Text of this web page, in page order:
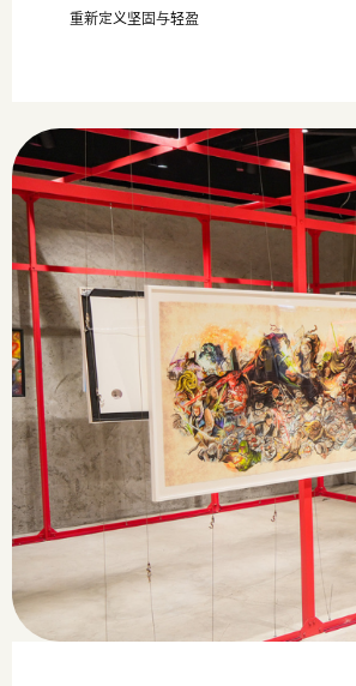
重新定义坚固与轻盈